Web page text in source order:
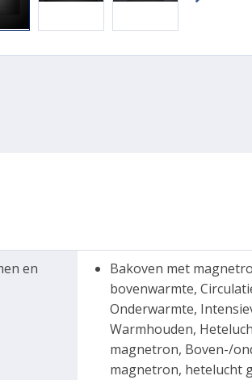
en
Bakoven met
bovenwarmte,
Onderwarmte,
Warmhouden,
magnetron, Boven-/
magnetron, hetelucht